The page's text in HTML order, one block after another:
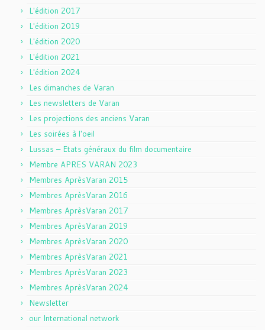
L'édition 2017
L'édition 2019
L'édition 2020
L'édition 2021
L'édition 2024
Les dimanches de Varan
Les newsletters de Varan
Les projections des anciens Varan
Les soirées à l'oeil
Lussas – Etats généraux du film documentaire
Membre APRES VARAN 2023
Membres AprèsVaran 2015
Membres AprèsVaran 2016
Membres AprèsVaran 2017
Membres AprèsVaran 2019
Membres AprèsVaran 2020
Membres AprèsVaran 2021
Membres AprèsVaran 2023
Membres AprèsVaran 2024
Newsletter
our International network